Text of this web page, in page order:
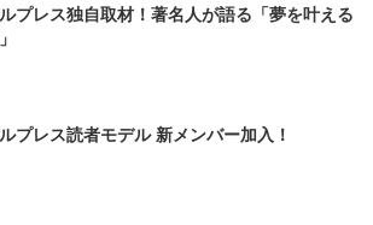
プレス独自取材！著名人が語る「夢を叶える
プレス読者モデル 新メンバー加入！